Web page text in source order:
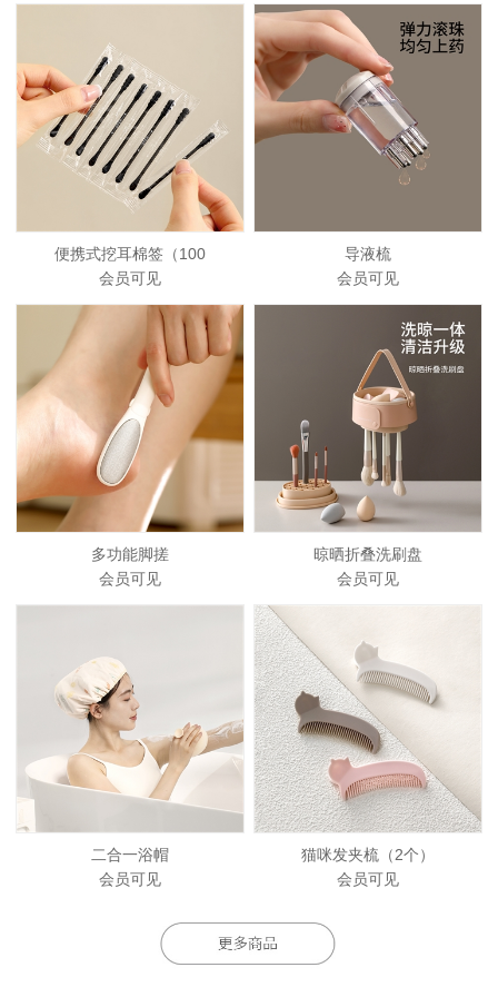
便携式挖耳棉签（100
会员可见
导液梳
会员可见
多功能脚搓
会员可见
晾晒折叠洗刷盘
会员可见
二合一浴帽
会员可见
猫咪发夹梳（2个）
会员可见